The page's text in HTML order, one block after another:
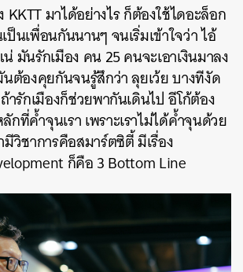
มาได้อย่างไร ก็ต้องใช้ไดอะล็อก
ป็นเพื่อนกันนานๆ จนเริ่มเข้าใจว่า ไอ้
มันรักเมือง คน 25 คนจะเอาเงินมาลง
ต้องคุยกันจนรู้สึกว่า ลุยเว้ย บางทีงัด
ารักเมืองก็ช่วยพากันเดินไป อีโก้ต้อง
ที่ค้ำจุนเรา เพราะเราไม่ได้ค้ำจุนด้วย
มีวิชาการคือสมาร์ตซิตี้ มีเรื่อง
ก็คือ 3 Bottom Line